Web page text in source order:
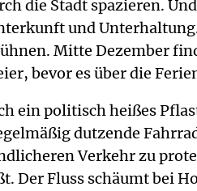
die Stadt spazieren.
und
Mitte Dezember
bevor es über die
ein politisch heißes
dutzende
Verkehr zu
Der Fluss schäumt bei